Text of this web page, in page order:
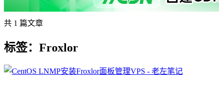
共 1 篇文章
标签：Froxlor